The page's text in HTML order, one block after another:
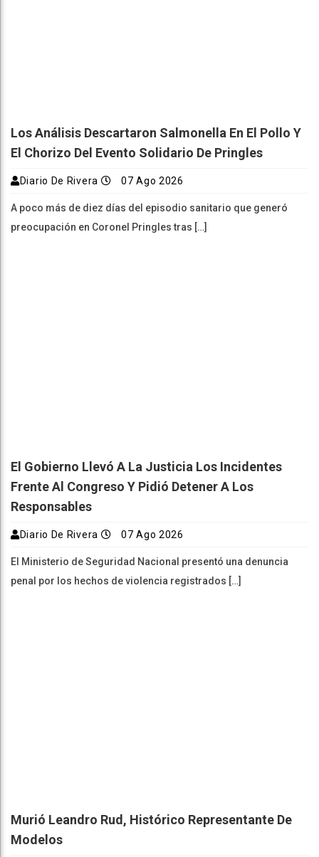
Los Análisis Descartaron Salmonella En El Pollo Y
El Chorizo Del Evento Solidario De Pringles
Diario De Rivera 07 Ago 2026
A poco más de diez días del episodio sanitario que generó
preocupación en Coronel Pringles tras […]
El Gobierno Llevó A La Justicia Los Incidentes
Frente Al Congreso Y Pidió Detener A Los
Responsables
Diario De Rivera 07 Ago 2026
El Ministerio de Seguridad Nacional presentó una denuncia
penal por los hechos de violencia registrados […]
Murió Leandro Rud, Histórico Representante De
Modelos